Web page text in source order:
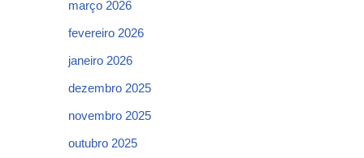
março 2026
fevereiro 2026
janeiro 2026
dezembro 2025
novembro 2025
outubro 2025